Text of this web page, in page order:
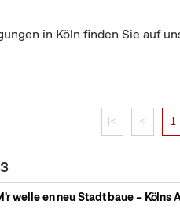
in Köln finden Sie auf
|< < 1
welle en neu Stadt baue – Kölns